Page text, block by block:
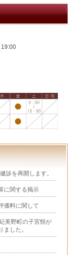
診を再開します。
に関する掲示
価料に関して
美野町の子宮頸が
ました。